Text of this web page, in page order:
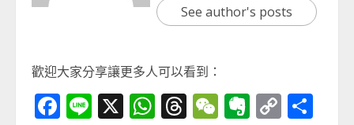
See author's posts
歡迎大家分享讓更多人可以看到：
Facebook
Line
X WhatsApp
Threads
WeChat
Evernote
Copy